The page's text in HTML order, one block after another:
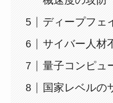
ディープフェ
サイバー人材
量子コンピュ
国家レベルの